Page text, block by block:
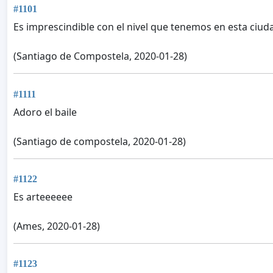
#1101
Es imprescindible con el nivel que tenemos en esta
(Santiago de Compostela, 2020-01-28)
#1111
Adoro el baile
(Santiago de compostela, 2020-01-28)
#1122
Es arteeeeee
(Ames, 2020-01-28)
#1123